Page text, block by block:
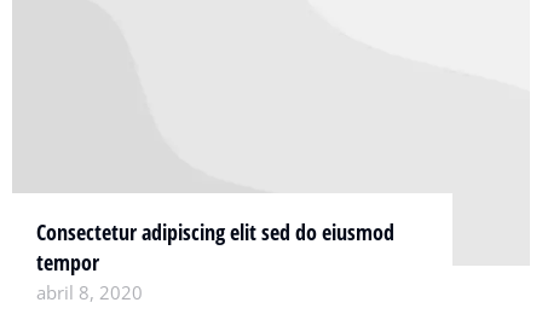
Consectetur adipiscing elit sed do eiusmod
tempor
abril 8, 2020